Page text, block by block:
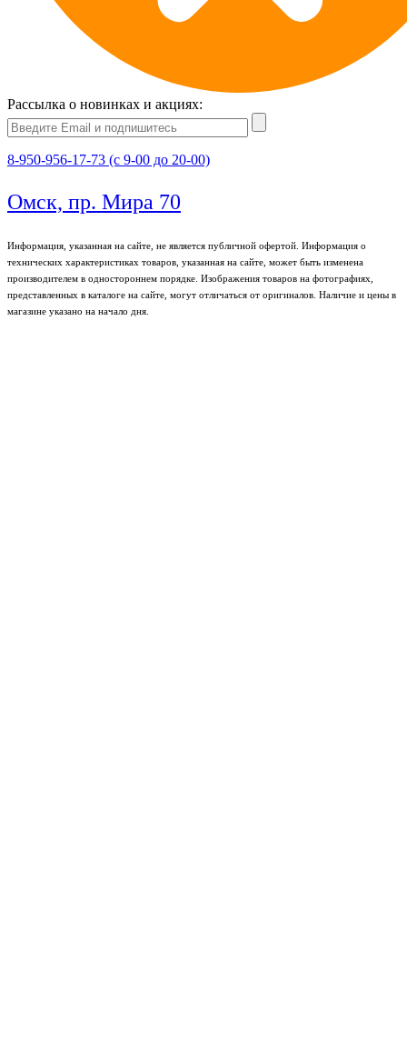
Рассылка о новинках и акциях:
8-950-956-17-73 (с 9-00 до 20-00)
Омск, пр. Мира 70
Информация, указанная на сайте, не является публичной офертой. Информация о
технических характеристиках товаров, указанная на сайте, может быть изменена
производителем в одностороннем порядке. Изображения товаров на фотографиях,
представленных в каталоге на сайте, могут отличаться от оригиналов. Наличие и цены в
магазине указано на начало дня.